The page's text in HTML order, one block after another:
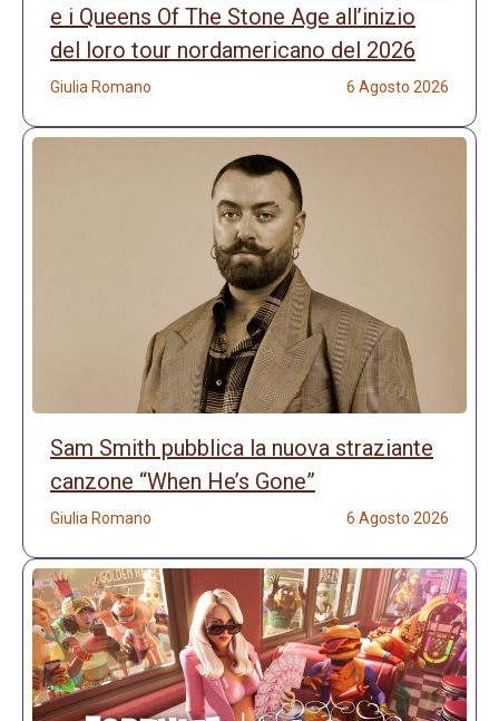
e i Queens Of The Stone Age all’inizio
del loro tour nordamericano del 2026
Giulia Romano 6 Agosto 2026
Sam Smith pubblica la nuova straziante
canzone “When He’s Gone”
Giulia Romano 6 Agosto 2026